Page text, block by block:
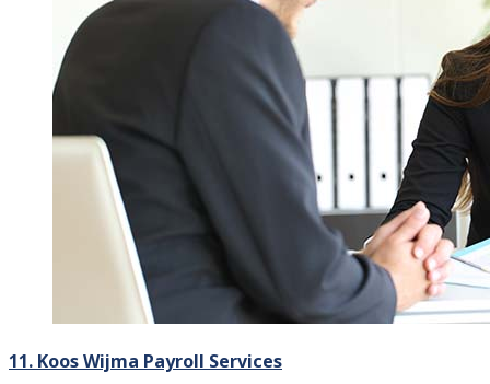
11. Koos Wijma Payroll Services